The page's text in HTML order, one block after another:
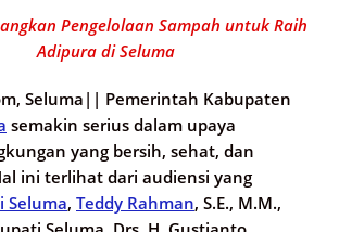
Pengelolaan Sampah untuk Raih
Adipura di Seluma
Seluma|| Pemerintah Kabupaten
semakin serius dalam upaya
yang bersih, sehat, dan
ini terlihat dari audiensi yang
Seluma, Teddy Rahman, S.E., M.M.,